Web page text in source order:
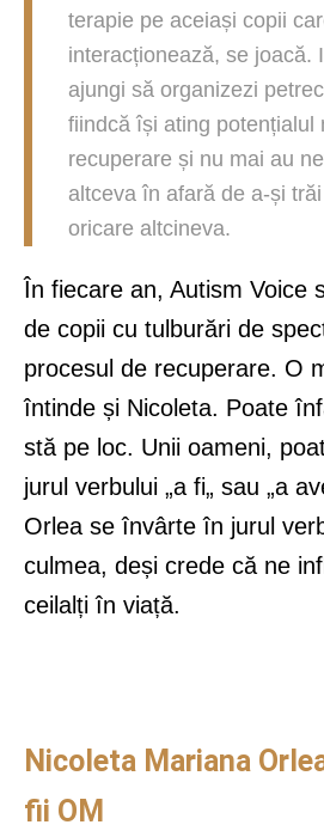
terapie pe aceiași copii
interacționează, se joacă.
ajungi să organizezi
fiindcă își ating potențialul
recuperare și nu mai au
altceva în afară de a-și
oricare altcineva.
În fiecare an, Autism Voice
de copii cu tulburări de
procesul de recuperare. O
întinde și Nicoleta. Poate
stă pe loc. Unii oameni,
jurul verbului „a fi„ sau „a
Orlea se învârte în jurul
culmea, deși crede că ne
ceilalți în viață.
Nicoleta Mariana
fii OM